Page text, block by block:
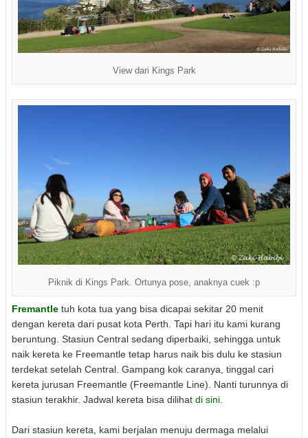
View dari Kings Park
Piknik di Kings Park. Ortunya pose, anaknya cuek :p
Fremantle tuh kota tua yang bisa dicapai sekitar 20 menit
dengan kereta dari pusat kota Perth. Tapi hari itu kami kurang
beruntung. Stasiun Central sedang diperbaiki, sehingga untuk
naik kereta ke Freemantle tetap harus naik bis dulu ke stasiun
terdekat setelah Central. Gampang kok caranya, tinggal cari
kereta jurusan Freemantle (Freemantle Line). Nanti turunnya di
stasiun terakhir. Jadwal kereta bisa dilihat di sini
Dari stasiun kereta, kami berjalan menuju dermaga melalui